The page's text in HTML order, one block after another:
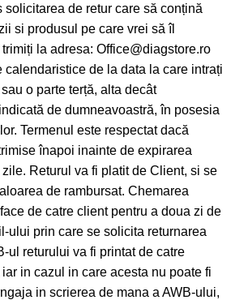
solicitarea de retur care să conțină
si produsul pe care vrei să îl
la adresa: Office@diagstore.ro
calendaristice de la data la care intrați
o parte terță, alta decât
de dumneavoastră, în posesia
Termenul este respectat dacă
înapoi inainte de expirarea
Returul va fi platit de Client, si se
de rambursat. Chemarea
de catre client pentru a doua zi de
ului prin care se solicita returnarea
ul returului va fi printat de catre
in cazul in care acesta nu poate fi
in scrierea de mana a AWB-ului,